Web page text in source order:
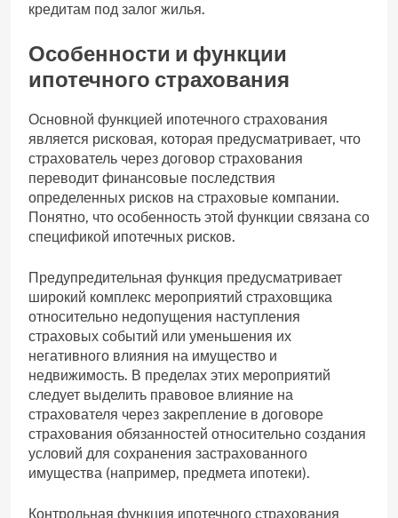
кредитам под залог жилья.
Особенности и функции
ипотечного страхования
Основной функцией ипотечного страхования
является рисковая, которая предусматривает, что
страхователь через договор страхования
переводит финансовые последствия
определенных рисков на страховые компании.
Понятно, что особенность этой функции связана со
спецификой ипотечных рисков.
Предупредительная функция предусматривает
широкий комплекс мероприятий страховщика
относительно недопущения наступления
страховых событий или уменьшения их
негативного влияния на имущество и
недвижимость. В пределах этих мероприятий
следует выделить правовое влияние на
страхователя через закрепление в договоре
страхования обязанностей относительно создания
условий для сохранения застрахованного
имущества (например, предмета ипотеки).
Контрольная функция ипотечного страхования